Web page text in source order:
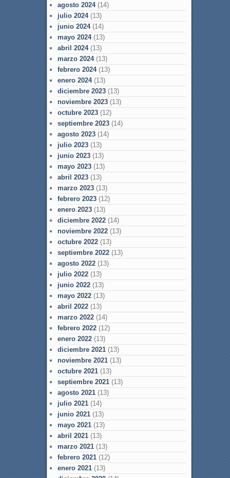
agosto 2024(14)
julio 2024(13)
junio 2024(14)
mayo 2024(13)
abril 2024(13)
marzo 2024(13)
febrero 2024(13)
enero 2024(13)
diciembre 2023(13)
noviembre 2023(13)
octubre 2023(12)
septiembre 2023(14)
agosto 2023(14)
julio 2023(13)
junio 2023(13)
mayo 2023(13)
abril 2023(13)
marzo 2023(13)
febrero 2023(12)
enero 2023(13)
diciembre 2022(14)
noviembre 2022(13)
octubre 2022(13)
septiembre 2022(13)
agosto 2022(13)
julio 2022(13)
junio 2022(13)
mayo 2022(13)
abril 2022(13)
marzo 2022(14)
febrero 2022(12)
enero 2022(13)
diciembre 2021(13)
noviembre 2021(13)
octubre 2021(13)
septiembre 2021(13)
agosto 2021(13)
julio 2021(14)
junio 2021(13)
mayo 2021(13)
abril 2021(13)
marzo 2021(13)
febrero 2021(12)
enero 2021(13)